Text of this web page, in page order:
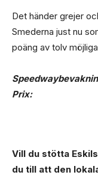
Det händer grejer
Smederna just nu
poäng av tolv
Prix:
Vill du stötta
du till att den